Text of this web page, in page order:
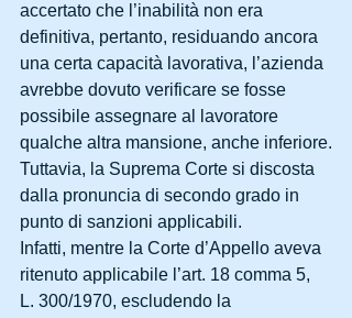
accertato che l’inabilità non era
definitiva, pertanto, residuando ancora
una certa capacità lavorativa, l’azienda
avrebbe dovuto verificare se fosse
possibile assegnare al lavoratore
qualche altra mansione, anche inferiore.
Tuttavia, la Suprema Corte si discosta
dalla pronuncia di secondo grado in
punto di sanzioni applicabili.
Infatti, mentre la Corte d’Appello aveva
ritenuto applicabile l’art. 18 comma 5,
L. 300/1970, escludendo la